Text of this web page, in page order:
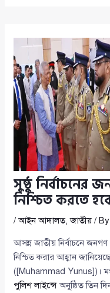
সুষ্ঠু নির্বাচনের
নিশ্চিত করতে
/আইন আদালত,জাতীয় / By
আসন্ন জাতীয় নির্বাচনে
নিশ্চিত করার আহ্বান
([Muhammad Yunus])।
পুলিশ লাইন্সেঅনুষ্ঠিত তিন